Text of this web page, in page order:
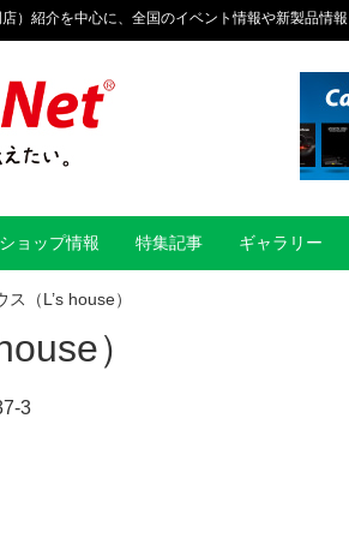
）紹介を中心に、全国のイベント情報や新製品情
ショップ情報 特集記事 ギャラリー
ス（L’s house）
）
3